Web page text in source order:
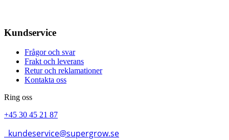
Kundservice
Frågor och svar
Frakt och leverans
Retur och reklamationer
Kontakta oss
Ring oss
+45 30 45 21 87
kundeservice@supergrow.se